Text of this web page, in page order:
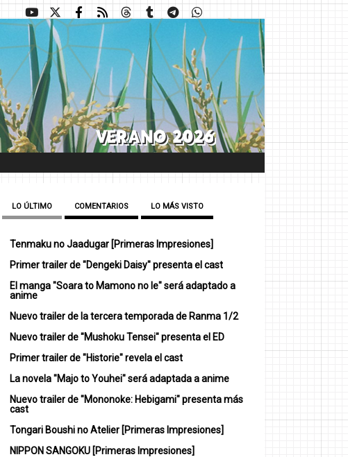
LO ÚLTIMO COMENTARIOS LO MÁS VISTO
Tenmaku no Jaadugar [Primeras Impresiones]
Primer trailer de "Dengeki Daisy" presenta el cast
El manga "Soara to Mamono no Ie" será adaptado a
anime
Nuevo trailer de la tercera temporada de Ranma 1/2
Nuevo trailer de "Mushoku Tensei" presenta el ED
Primer trailer de "Historie" revela el cast
La novela "Majo to Youhei" será adaptada a anime
Nuevo trailer de "Mononoke: Hebigami" presenta más
cast
Tongari Boushi no Atelier [Primeras Impresiones]
NIPPON SANGOKU [Primeras Impresiones]